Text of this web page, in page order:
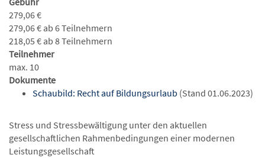
279,06 €
279,06 € ab 6 Teilnehmern
218,05 € ab 8 Teilnehmern
Teilnehmer
max. 10
Dokumente
Schaubild: Recht auf Bildungsurlaub (Stand 01.06.2023)
Stress und Stressbewältigung unter den aktuellen
gesellschaftlichen Rahmenbedingungen einer modernen
Leistungsgesellschaft